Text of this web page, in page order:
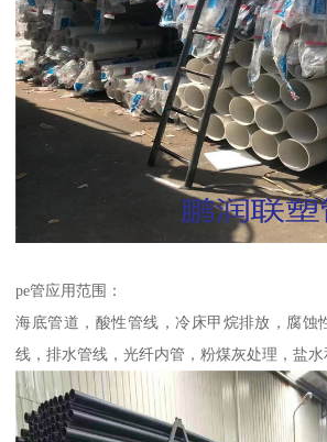
pe管应用范围：
海底管道，酸性管线，冷床甲烷排放，腐蚀
线，排水管线，光纤内管，粉煤灰处理，盐水